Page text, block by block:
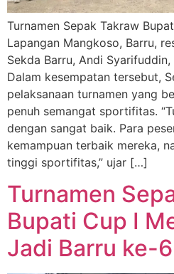
Turnamen Sepak Takraw
Lapangan Mangkoso, Barru,
Sekda Barru, Andi Syarifuddin,
Dalam kesempatan tersebut,
pelaksanaan turnamen yang
penuh semangat sportifitas.
dengan sangat baik. Para
kemampuan terbaik mereka,
tinggi sportifitas,” ujar […]
Turnamen
Bupati Cup I
Jadi Barru ke-